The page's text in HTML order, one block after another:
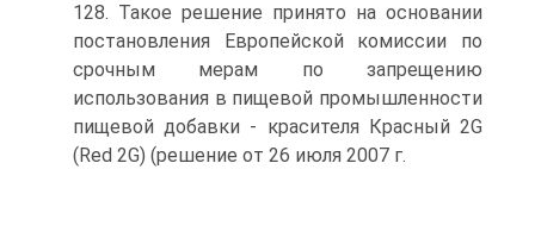
128. Такое решение принято на основании
постановления Европейской комиссии по
срочным мерам по запрещению
использования в пищевой промышленности
пищевой добавки - красителя Красный 2G
(Red 2G) (решение от 26 июля 2007 г.